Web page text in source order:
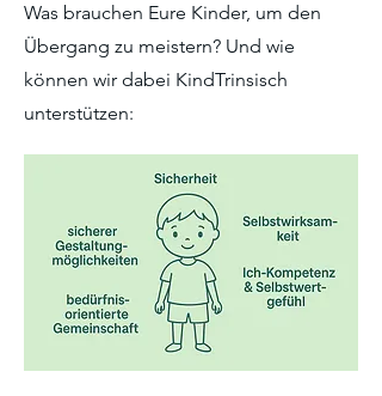
Was brauchen Eure Kinder, um den
Übergang zu meistern? Und wie
können wir dabei KindTrinsisch
unterstützen: